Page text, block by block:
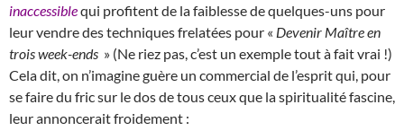
inaccessiblequi profitent de la faiblesse de quelques-uns pour
leur vendre des techniques frelatées pour « Devenir Maître en
trois week-ends » (Ne riez pas, c’est un exemple tout à fait vrai !)
Cela dit, on n’imagine guère un commercial de l’esprit qui, pour
se faire du fric sur le dos de tous ceux que la spiritualité fascine,
leur annoncerait froidement :